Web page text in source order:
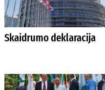
Skaidrumo deklaracija